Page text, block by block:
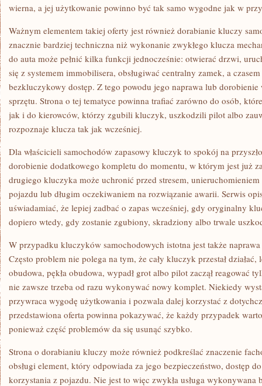
wierna, a jej użytkowanie powinno być tak samo wygodne jak w
Ważnym elementem takiej oferty jest również dorabianie kluczy
znacznie bardziej techniczna niż wykonanie zwykłego klucza
do auta może pełnić kilka funkcji jednocześnie: otwierać drzwi,
się z systemem immobilisera, obsługiwać centralny zamek, a
bezkluczykowy dostęp. Z tego powodu jego naprawa lub dorobienie
sprzętu. Strona o tej tematyce powinna trafiać zarówno do osób,
jak i do kierowców, którzy zgubili kluczyk, uszkodzili pilot albo
rozpoznaje klucza tak jak wcześniej.
Dla właścicieli samochodów zapasowy kluczyk to spokój na
dorobienie dodatkowego kompletu do momentu, w którym jest już
drugiego kluczyka może uchronić przed stresem,
pojazdu lub długim oczekiwaniem na rozwiązanie awarii. Serwis
uświadamiać, że lepiej zadbać o zapas wcześniej, gdy oryginalny
dopiero wtedy, gdy zostanie zgubiony, skradziony albo trwale
W przypadku kluczyków samochodowych istotna jest także
Często problem nie polega na tym, że cały kluczyk przestał działać,
obudowa, pękła obudowa, wypadł grot albo pilot zaczął reagować
nie zawsze trzeba od razu wykonywać nowy komplet. Niekiedy
przywraca wygodę użytkowania i pozwala dalej korzystać z
przedstawiona oferta powinna pokazywać, że każdy przypadek
ponieważ część problemów da się usunąć szybko.
Strona o dorabianiu kluczy może również podkreślać znaczenie
obsługi element, który odpowiada za jego bezpieczeństwo, dostęp
korzystania z pojazdu. Nie jest to więc zwykła usługa wykonywana